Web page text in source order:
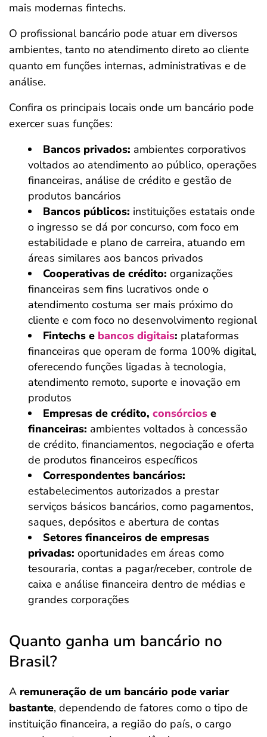
mais modernas fintechs.
O profissional bancário pode atuar em diversos
ambientes, tanto no atendimento direto ao cliente
quanto em funções internas, administrativas e de
análise.
Confira os principais locais onde um bancário pode
exercer suas funções:
Bancos privados: ambientes corporativos
voltados ao atendimento ao público, operações
financeiras, análise de crédito e gestão de
produtos bancários
Bancos públicos: instituições estatais onde
o ingresso se dá por concurso, com foco em
estabilidade e plano de carreira, atuando em
áreas similares aos bancos privados
Cooperativas de crédito: organizações
financeiras sem fins lucrativos onde o
atendimento costuma ser mais próximo do
cliente e com foco no desenvolvimento regional
Fintechs e bancos digitais: plataformas
financeiras que operam de forma 100% digital,
oferecendo funções ligadas à tecnologia,
atendimento remoto, suporte e inovação em
produtos
Empresas de crédito, consórcios e
financeiras: ambientes voltados à concessão
de crédito, financiamentos, negociação e oferta
de produtos financeiros específicos
Correspondentes bancários:
estabelecimentos autorizados a prestar
serviços básicos bancários, como pagamentos,
saques, depósitos e abertura de contas
Setores financeiros de empresas
privadas: oportunidades em áreas como
tesouraria, contas a pagar/receber, controle de
caixa e análise financeira dentro de médias e
grandes corporações
Quanto ganha um bancário no
Brasil?
A remuneração de um bancário pode variar
bastante, dependendo de fatores como o tipo de
instituição financeira, a região do país, o cargo